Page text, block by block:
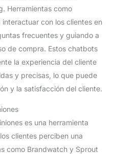
Herramientas como
con los clientes en
frecuentes y guiando a
de compra. Estos chatbots
la experiencia del cliente
y precisas, lo que puede
y la satisfacción del cliente.
es una herramienta
clientes perciben una
como Brandwatch y Sprout